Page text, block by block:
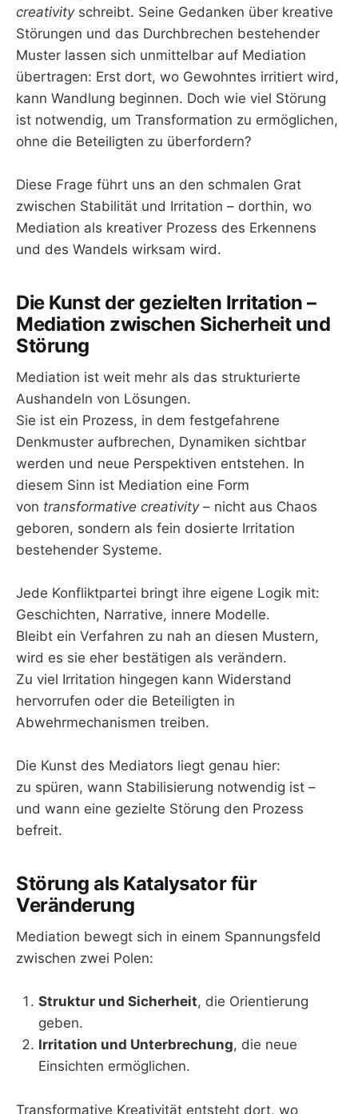
creativityschreibt. Seine Gedanken über kreative
Störungen und das Durchbrechen bestehender
Muster lassen sich unmittelbar auf Mediation
übertragen: Erst dort, wo Gewohntes irritiert wird,
kann Wandlung beginnen. Doch wie viel Störung
ist notwendig, um Transformation zu ermöglichen,
ohne die Beteiligten zu überfordern?
Diese Frage führt uns an den schmalen Grat
zwischen Stabilität und Irritation – dorthin, wo
Mediation als kreativer Prozess des Erkennens
und des Wandels wirksam wird.
Die Kunst der gezielten Irritation –
Mediation zwischen Sicherheit und
Störung
Mediation ist weit mehr als das strukturierte
Aushandeln von Lösungen.
Sie ist ein Prozess, in dem festgefahrene
Denkmuster aufbrechen, Dynamiken sichtbar
werden und neue Perspektiven entstehen. In
diesem Sinn ist Mediation eine Form
von transformative creativity– nicht aus Chaos
geboren, sondern als fein dosierte Irritation
bestehender Systeme.
Jede Konfliktpartei bringt ihre eigene Logik mit:
Geschichten, Narrative, innere Modelle.
Bleibt ein Verfahren zu nah an diesen Mustern,
wird es sie eher bestätigen als verändern.
Zu viel Irritation hingegen kann Widerstand
hervorrufen oder die Beteiligten in
Abwehrmechanismen treiben.
Die Kunst des Mediators liegt genau hier:
zu spüren, wann Stabilisierung notwendig ist –
und wann eine gezielte Störung den Prozess
befreit.
Störung als Katalysator für
Veränderung
Mediation bewegt sich in einem Spannungsfeld
zwischen zwei Polen:
Struktur und Sicherheit, die Orientierung
geben.
Irritation und Unterbrechung, die neue
Einsichten ermöglichen.
Transformative Kreativität entsteht dort, wo